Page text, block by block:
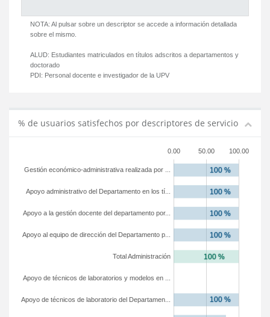
NOTA: Al pulsar sobre un descriptor se accede a información detallada
sobre el mismo.
ALUD: Estudiantes matriculados en títulos adscritos a departamentos y
doctorado
PDI: Personal docente e investigador de la UPV
% de usuarios satisfechos por descriptores de servicio
0.00 50.00 100.00
Apoyo de técnicos de laboratorio del Departamen...
Apoyo de técnicos de laboratorios y modelos en ...
Total Administración
Apoyo al equipo de dirección del Departamento p...
Apoyo a la gestión docente del departamento por...
Apoyo administrativo del Departamento en los tí...
Gestión económico-administrativa realizada por ...